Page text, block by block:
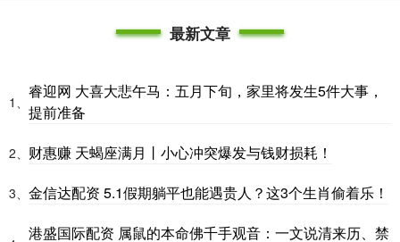
最新文章
1、
睿迎网 大喜大悲午马：五月下旬，家里将发生5件大事，
提前准备
2、 财惠赚 天蝎座满月丨小心冲突爆发与钱财损耗！
3、 金信达配资 5.1假期躺平也能遇贵人？这3个生肖偷着乐！
港盛国际配资 属鼠的本命佛千手观音：一文说清来历、禁